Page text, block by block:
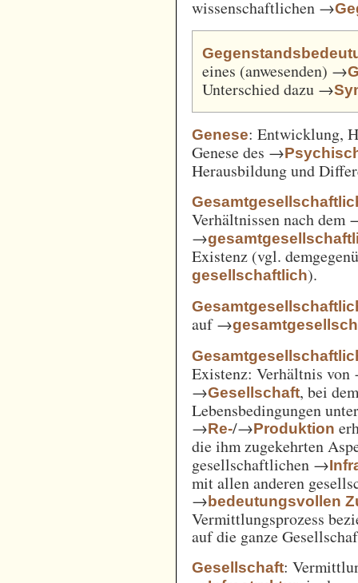
wissenschaftlichen →
eines (anwesenden) →
Unterschied dazu →
Genese: Entwicklung,
Genese des →
Herausbildung und
Verhältnissen nach dem
→
Existenz (vgl.
gesellschaftlich).
auf →
Existenz: Verhältnis
→Gesellschaft, bei
Lebensbedingungen
→Re-/→Produktion
die ihm zugekehrten
gesellschaftlichen →
mit allen anderen
→bedeutungsvollen
Vermittlungsprozess
auf die ganze
Gesellschaft: